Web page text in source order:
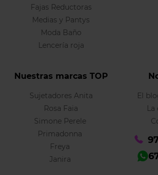
Fajas Reductoras
Medias y Pantys
Moda Baño
Lencería roja
Nuestras marcas TOP
Sujetadores Anita
Rosa Faia
Simone Perele
Primadonna
Freya
Janira
El
La